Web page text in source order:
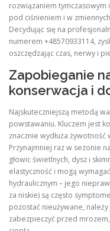
rozwiązaniem
pod ciśnieniem i w
Decydując się na
numerem +48570933114,
oszczędzając czas, nerwy i
Zapobieganie
konserwacja i
Najskuteczniejszą metodą
powstawaniu. Kluczem jest
znacznie wydłuża
Przynajmniej raz w sezonie
głowic świetlnych, dysz i
elastyczność i mogą
hydraulicznym – jego
za niskie) są często
pozostać nieużywane,
zabezpieczyć przed